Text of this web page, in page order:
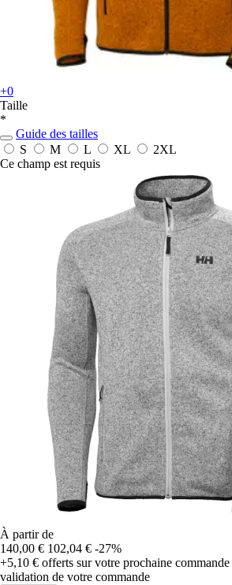
+0
Taille
*
Guide des tailles
S
M L XL
2XL
Ce champ est requis
À partir de
140,00 € 102,04 € -27%
+5,10 € offerts sur votre prochaine commande
validation de votre commande